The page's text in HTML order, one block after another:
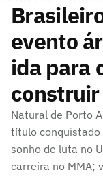
evento
ida para
Natural de Porto
título conquistado
sonho de luta no
carreira no MMA;